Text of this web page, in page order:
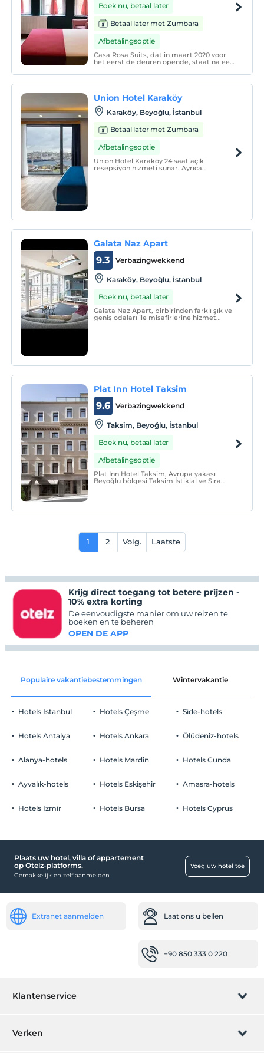
Boek nu, betaal later
Betaal later met Zumbara
Afbetalingsoptie
Casa Rosa Suits, dat in maart 2020 voor
het eerst de deuren opende, staat na een
pandemie weer tot uw dienst.
Union Hotel Karaköy
Karaköy, Beyoğlu, İstanbul
Betaal later met Zumbara
Afbetalingsoptie
Union Hotel Karaköy 24 saat açık
resepsiyon hizmeti sunar. Ayrıca
Galata Naz Apart
Verbazingwekkend
9.3
Karaköy, Beyoğlu, İstanbul
Boek nu, betaal later
Galata Naz Apart, birbirinden farklı şık ve
geniş odaları ile misafirlerine hizmet
Plat Inn Hotel Taksim
Verbazingwekkend
9.6
Taksim, Beyoğlu, İstanbul
Boek nu, betaal later
Afbetalingsoptie
Plat Inn Hotel Taksim, Avrupa yakası
Beyoğlu bölgesi Taksim İstiklal ve Sıra
1 2 Volg. Laatste
Krijg direct toegang tot betere prijzen -
10% extra korting
De eenvoudigste manier om uw reizen te
boeken en te beheren
OPEN DE APP
Populaire vakantiebestemmingen Wintervakantie
Hotels Istanbul
Hotels Antalya
Alanya-hotels
Ayvalık-hotels
Hotels Izmir
Hotels Çeşme
Hotels Ankara
Hotels Mardin
Hotels Eskişehir
Hotels Bursa
Side-hotels
Ölüdeniz-hotels
Hotels Cunda
Amasra-hotels
Hotels Cyprus
Plaats uw hotel, villa of appartement
op Otelz-platforms.
Gemakkelijk en zelf aanmelden
Voeg uw hotel toe
Extranet aanmelden Laat ons u bellen
+90 850 333 0 220
Klantenservice
Boeking beheren
Verken